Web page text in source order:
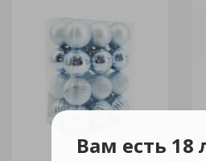
Вам есть 18